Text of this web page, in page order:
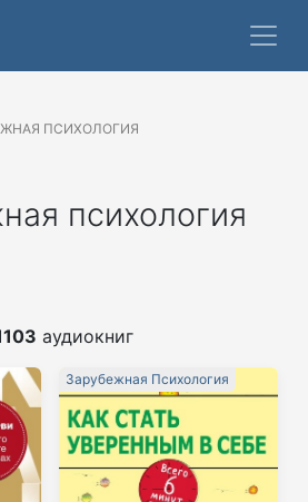
ПСИХОЛОГИЯ
психология
аудиокниг
Зарубежная Психология